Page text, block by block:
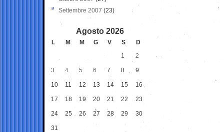
Settembre 2007 (23)
Agosto 2026
L M M G V S
D
1
2
3 4 5 6 7 8 9
10 11 12 13 14 15 16
17 18 19 20 21 22 23
24 25 26 27 28 29 30
31